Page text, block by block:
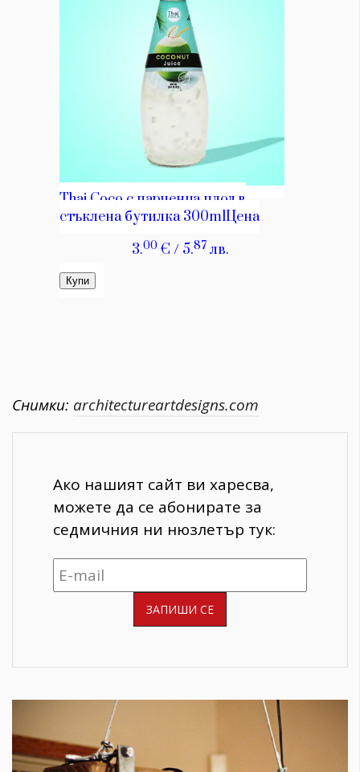
Снимки: architectureartdesigns.com
Ако нашият сайт ви харесва,
можете да се абонирате за
седмичния ни нюзлетър тук: